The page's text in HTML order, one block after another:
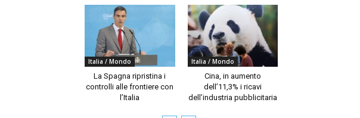
Italia / Mondo
La Spagna ripristina i
controlli alle frontiere con
l’Italia
Italia / Mondo
Cina, in aumento
dell’11,3% i ricavi
dell’industria pubblicitaria